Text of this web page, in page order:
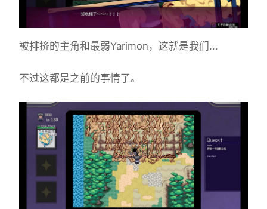
被排挤的主角和最弱Yarimon，这就是我们...
不过这都是之前的事情了。